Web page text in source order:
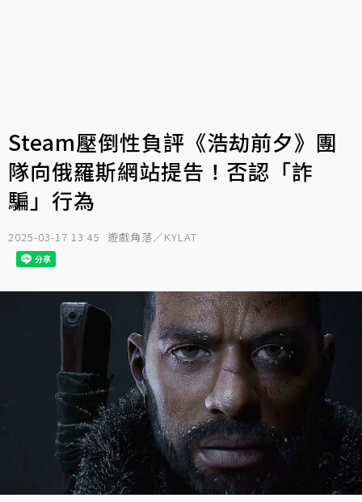
Steam壓倒性負評《浩劫前夕》團
隊向俄羅斯網站提告！否認「詐
騙」行為
2025-03-17 13:45 遊戲角落／KYLAT